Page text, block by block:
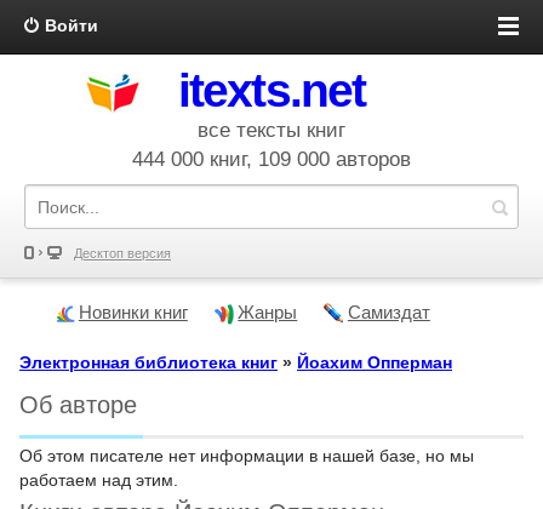
Войти
itexts.net
все тексты книг
444 000 книг, 109 000 авторов
Десктоп версия
Новинки книг Жанры Самиздат
Электронная библиотека книг » Йоахим Опперман
Об авторе
Об этом писателе нет информации в нашей базе, но мы
работаем над этим.